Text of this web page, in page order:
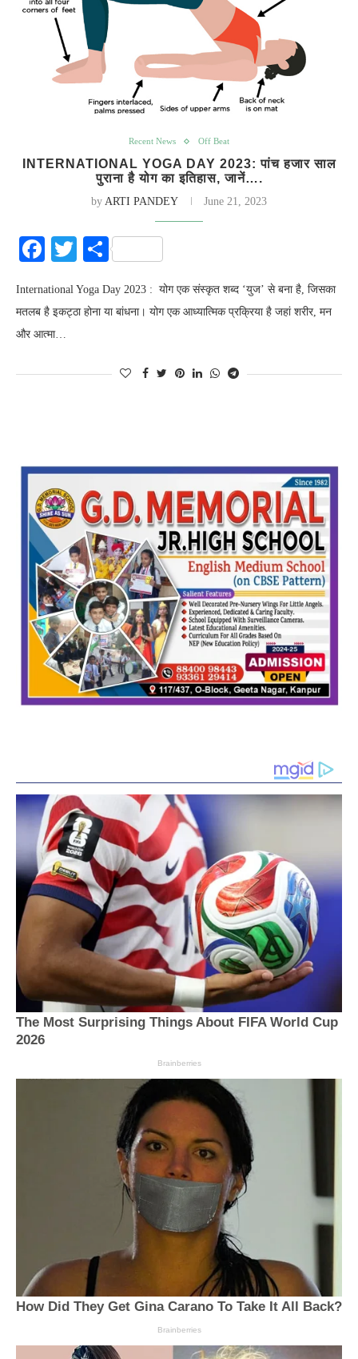
Recent News Off Beat
INTERNATIONAL YOGA DAY 2023: पांच हजार साल
पुराना है योग का इतिहास, जानें….
by ARTI PANDEY June 21, 2023
Facebook
Twitter
Share
International Yoga Day 2023 : योग एक संस्कृत शब्द ‘युज’ से बना है, जिसका
मतलब है इकट्ठा होना या बांधना। योग एक आध्यात्मिक प्रक्रिया है जहां शरीर, मन
और आत्मा…